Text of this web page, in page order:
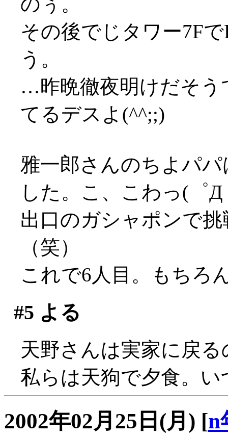
その後でじタワー7F
う。
…昨晩徹夜明けだそう
てるデスよ(^^;;)
雅一郎さんのちよパ
した。こ、こわっ(゜Д
出口のガシャポンで
（笑）
これで6人目。もちろ
#5 よる
天野さんは実家に戻
私らは天狗で夕食。
2002年02月25日(月) [n